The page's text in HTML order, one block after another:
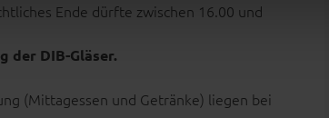
Ende dürfte zwischen 16.00 und
der DIB-Gläser.
(Mittagessen und Getränke) liegen bei